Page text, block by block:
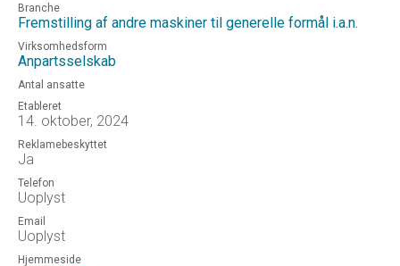
Branche
Fremstilling af andre maskiner til generelle formål i.a.n.
Virksomhedsform
Anpartsselskab
Antal ansatte
Etableret
14. oktober, 2024
Reklamebeskyttet
Ja
Telefon
Uoplyst
Email
Uoplyst
Hjemmeside